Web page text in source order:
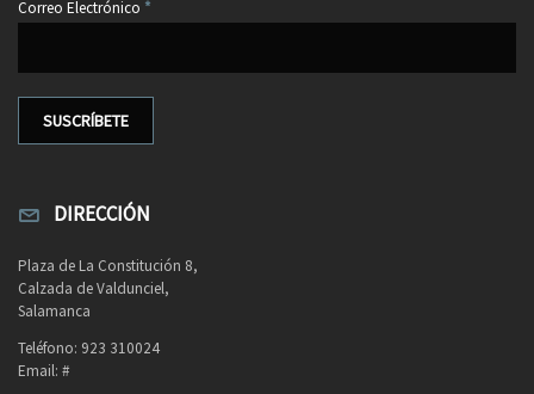
Correo Electrónico *
DIRECCIÓN
Plaza de La Constitución 8,
Calzada de Valdunciel,
Salamanca
Teléfono: 923 310024
Email: #